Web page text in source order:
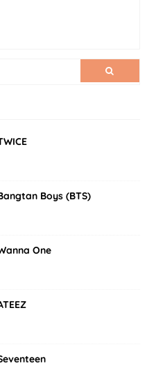
Boys (BTS)
One